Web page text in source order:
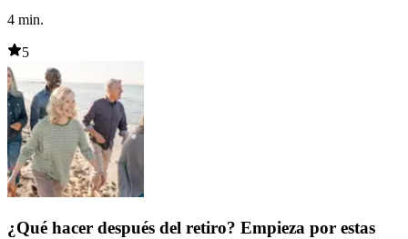
4 min.
5
¿Qué hacer después del retiro? Empieza por estas